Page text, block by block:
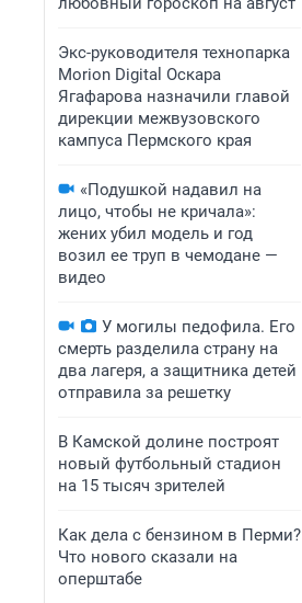
Экс-руководителя технопарка
Morion Digital Оскара
Ягафарова назначили главой
дирекции межвузовского
кампуса Пермского края
«Подушкой надавил на
лицо, чтобы не кричала»:
жених убил модель и год
возил ее труп в чемодане —
видео
У могилы педофила. Его
смерть разделила страну на
два лагеря, а защитника детей
отправила за решетку
В Камской долине построят
новый футбольный стадион
на 15 тысяч зрителей
Как дела с бензином в Перми?
Что нового сказали на
оперштабе